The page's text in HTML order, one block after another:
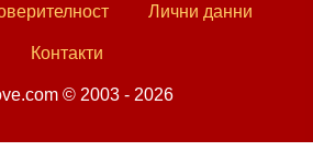
Лични данни
Контакти
© 2003 - 2026